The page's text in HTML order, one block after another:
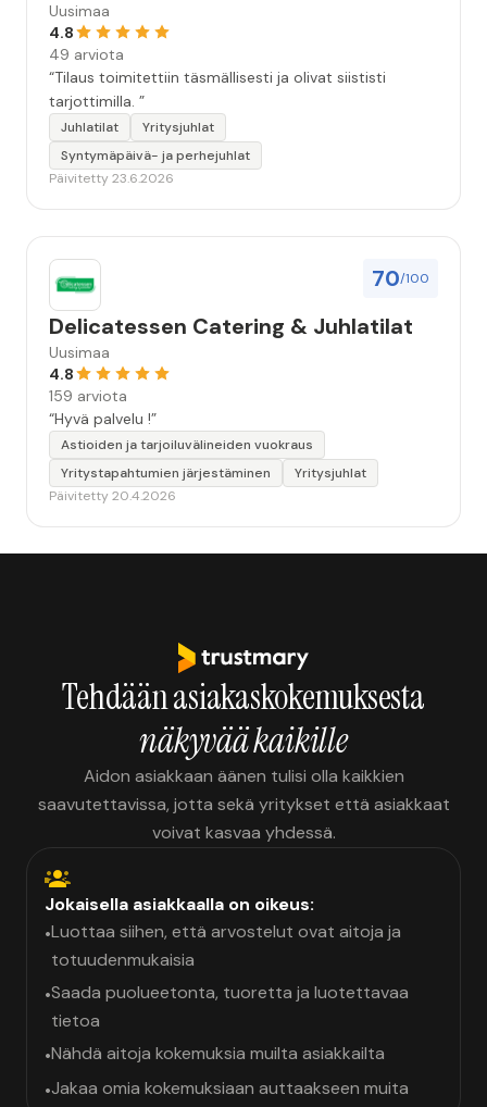
Uusimaa
4.8
49 arviota
“Tilaus toimitettiin täsmällisesti ja olivat siististi
tarjottimilla. ”
Juhlatilat
Yritysjuhlat
Syntymäpäivä- ja perhejuhlat
Päivitetty 23.6.2026
70/100
Delicatessen Catering & Juhlatilat
Uusimaa
4.8
159 arviota
“Hyvä palvelu !”
Astioiden ja tarjoiluvälineiden vuokraus
Yritystapahtumien järjestäminen
Yritysjuhlat
Päivitetty 20.4.2026
Tehdään asiakaskokemuksesta
näkyvää kaikille
Aidon asiakkaan äänen tulisi olla kaikkien
saavutettavissa, jotta sekä yritykset että asiakkaat
voivat kasvaa yhdessä.
Jokaisella asiakkaalla on oikeus:
•Luottaa siihen, että arvostelut ovat aitoja ja
totuudenmukaisia
•Saada puolueetonta, tuoretta ja luotettavaa
tietoa
•Nähdä aitoja kokemuksia muilta asiakkailta
•Jakaa omia kokemuksiaan auttaakseen muita